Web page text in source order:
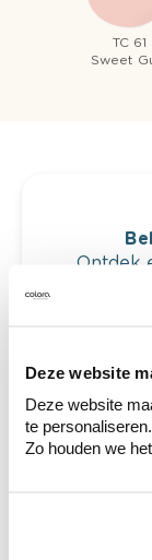
Deze website
Deze website
te personaliseren.
Zo houden we
TC 61
Sweet
Ontdek
Krijg